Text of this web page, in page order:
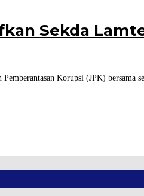
Sekda
Korupsi (JPK) bersama